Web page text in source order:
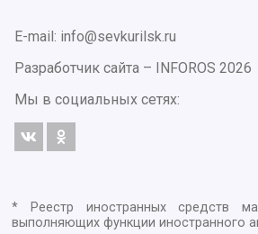
E-mail: info@sevkurilsk.ru
Разработчик сайта –
INFOROS 2026
Мы в социальных сетях:
* Реестр иностранных средств
выполняющих функции иностранного